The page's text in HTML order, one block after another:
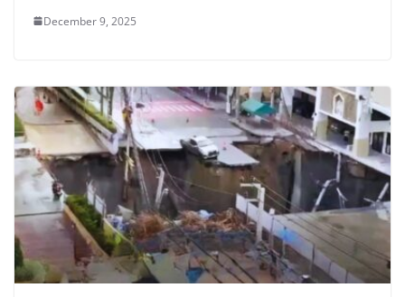
December 9, 2025